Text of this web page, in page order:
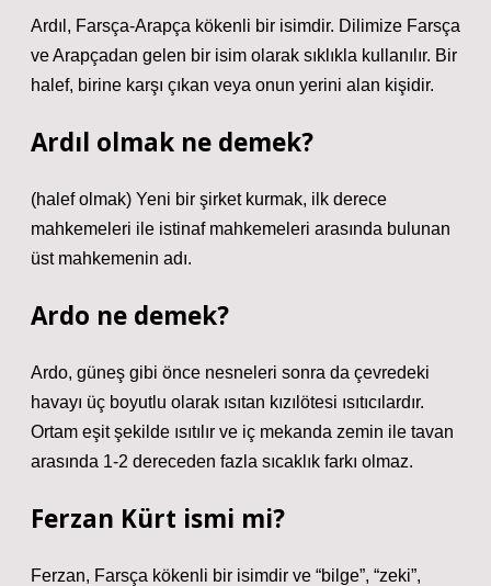
Ardıl, Farsça-Arapça kökenli bir isimdir. Dilimize Farsça
ve Arapçadan gelen bir isim olarak sıklıkla kullanılır. Bir
halef, birine karşı çıkan veya onun yerini alan kişidir.
Ardıl olmak ne demek?
(halef olmak) Yeni bir şirket kurmak, ilk derece
mahkemeleri ile istinaf mahkemeleri arasında bulunan
üst mahkemenin adı.
Ardo ne demek?
Ardo, güneş gibi önce nesneleri sonra da çevredeki
havayı üç boyutlu olarak ısıtan kızılötesi ısıtıcılardır.
Ortam eşit şekilde ısıtılır ve iç mekanda zemin ile tavan
arasında 1-2 dereceden fazla sıcaklık farkı olmaz.
Ferzan Kürt ismi mi?
Ferzan, Farsça kökenli bir isimdir ve “bilge”, “zeki”,